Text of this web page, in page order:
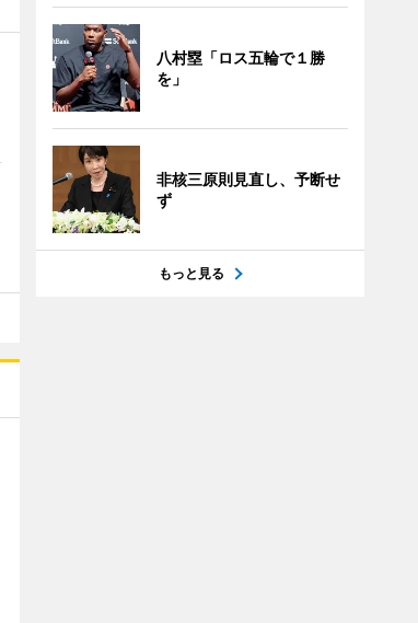
八村塁「ロス五輪で１勝
を」
非核三原則見直し、予断せ
ず
もっと見る